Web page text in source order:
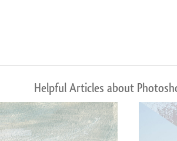
Helpful Articles about